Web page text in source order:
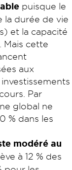
puisque le
la durée de vie
et la capacité
Mais cette
aux
Par
global ne
% dans les
modéré au
à 12 % des